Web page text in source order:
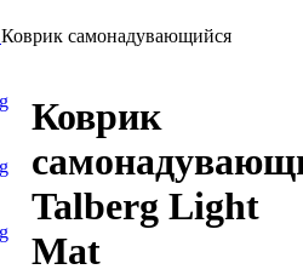
Коврик самонадувающийся
Коврик
Talberg Light
Mat